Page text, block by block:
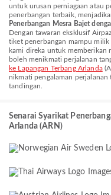
untuk urusan perniagaan atau
penerbangan terbaik,
Penerbangan Mesra Bajet
Dengan tawaran eksklusif
tiket penerbangan mampu
kami direka untuk memberikan
boleh menikmati perjalanan
ke Lapangan Terbang Arlanda
nikmati pengalaman
tandingan.
Senarai Syarikat
Arlanda (ARN)